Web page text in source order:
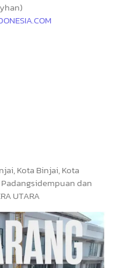
Kota Binjai, Kota
dan
UTARA